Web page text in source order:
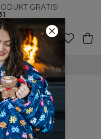
GRATIS!
I DO PACZKOMATÓW